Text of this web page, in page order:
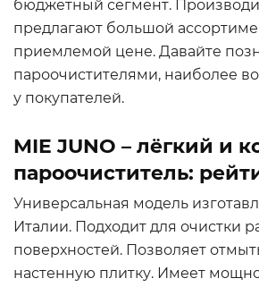
бюджетный сегмент.
предлагают большой
приемлемой цене. Давайте
пароочистителями, наиболее
у покупателей.
MIE JUNO – лёгкий и
пароочиститель:
Универсальная модель
Италии. Подходит для очистки
поверхностей. Позволяет
настенную плитку. Имеет